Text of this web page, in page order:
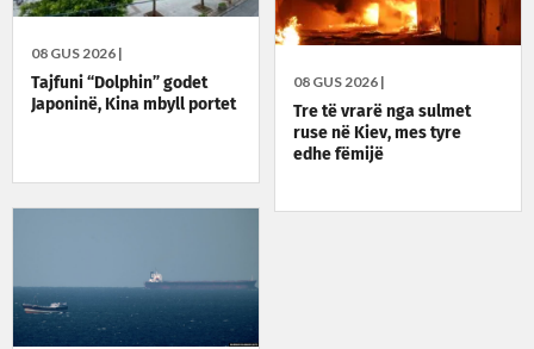
08 GUS 2026 |
Tajfuni “Dolphin” godet
Japoninë, Kina mbyll portet
08 GUS 2026 |
Tre të vrarë nga sulmet
ruse në Kiev, mes tyre
edhe fëmijë